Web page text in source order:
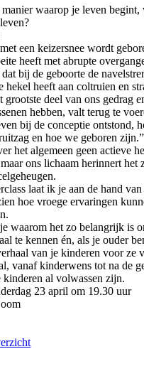
waarop je leven
een keizersnee wordt
heeft met abrupte
bij de geboorte de
hekel heeft aan coltruien en
grootste deel van ons gedrag
hebben, valt terug te
bij de conceptie ontstond,
en hoe we geboren
het algemeen geen actieve
ons lichaam herinnert het
laat ik je aan de hand
hoe vroege ervaringen
waarom het zo belangrijk is
te kennen én, als je ouder
van je kinderen voor ze
vanaf kinderwens tot na de
kinderen al volwassen zijn.
23 april om 19.30 uur